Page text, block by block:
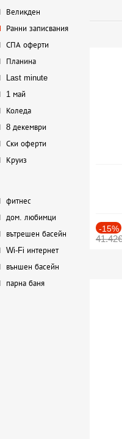
Великден
Ранни записвания
СПА оферти
Планина
Last minute
1 май
Коледа
8 декември
Ски оферти
Круиз
фитнес
дом. любимци
вътрешен басейн
Wi-Fi интернет
външен басейн
парна баня
-15%
41.42€